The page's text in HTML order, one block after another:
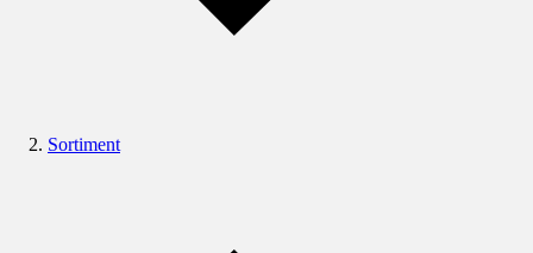
Sortiment